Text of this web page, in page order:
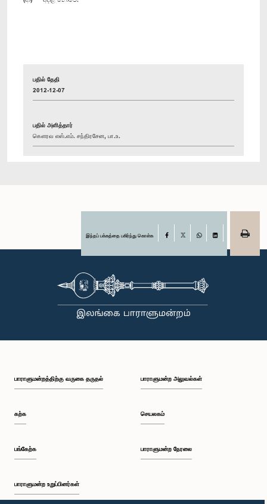
பதில் தேதி
2012-12-07
பதில் அளித்தார்
கௌரவ எஸ்.எம். சந்திரசேன, பா.உ.
இந்தப் பக்கத்தை பகிர்ந்து கொள்க Facebook
பாராளுமன்றத்திற்கு வருகை தருதல்
கற்க
பங்கேற்க
பாராளுமன்ற உறுப்பினர்கள்
பாராளுமன்ற அலுவல்கள்
செயலகம்
பாராளுமன்ற நேரலை